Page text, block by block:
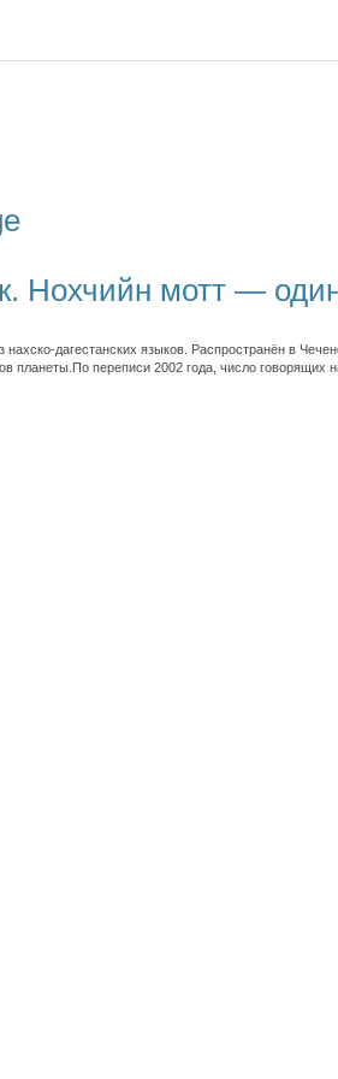
Нохчийн мотт —
дагестанских языков. Распространён в
планеты.По переписи 2002 года, число говорящих